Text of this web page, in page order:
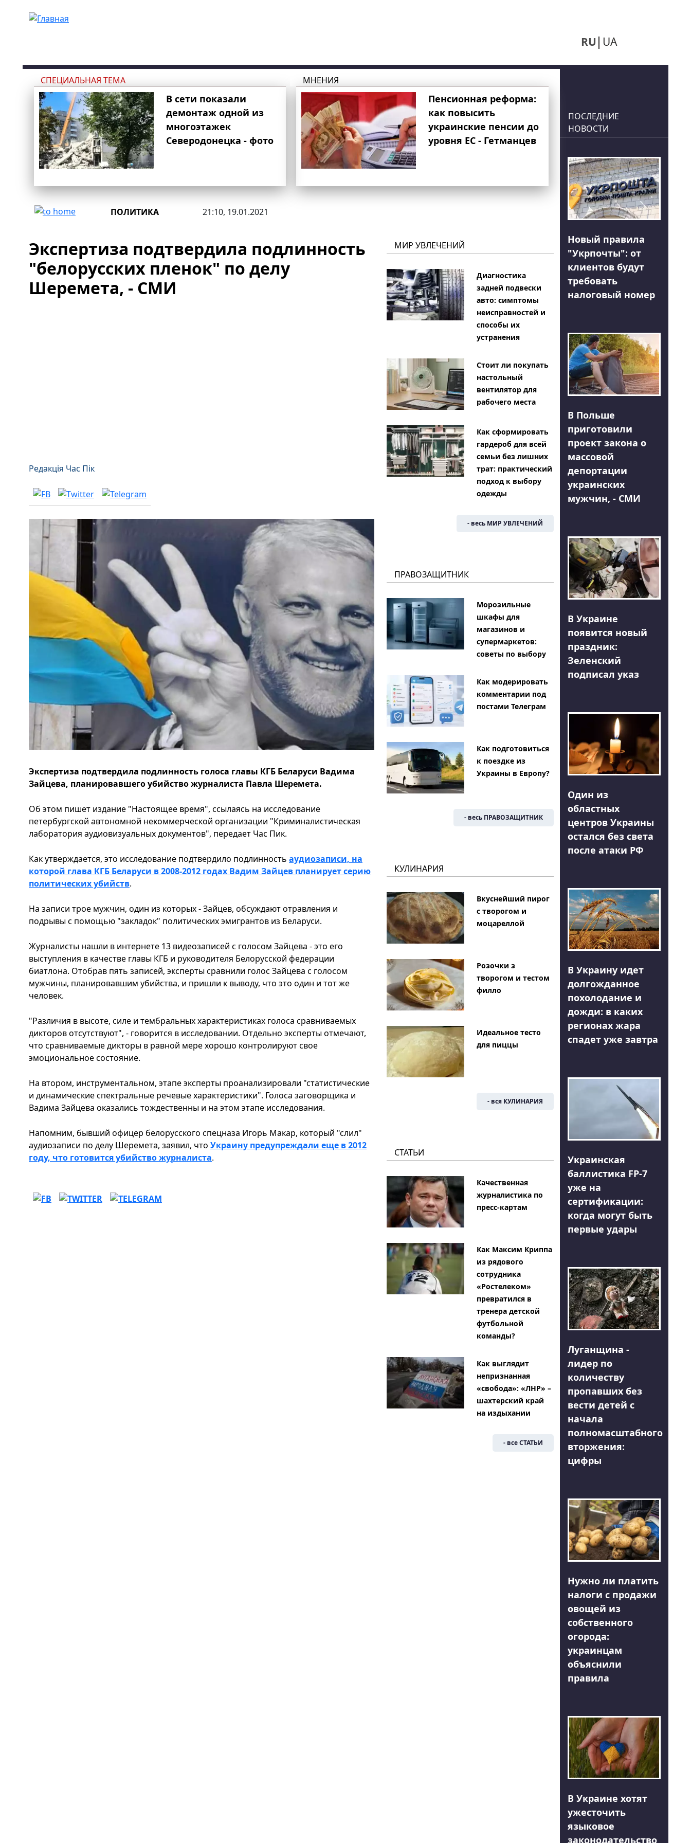
RU UA
СПЕЦИАЛЬНАЯ ТЕМА
В сети показали
демонтаж одной из
многоэтажек
Северодонецка - фото
МНЕНИЯ
Пенсионная реформа:
как повысить
украинские пенсии до
уровня ЕС - Гетманцев
ПОЛИТИКА 21:10, 19.01.2021
Экспертиза подтвердила подлинность
"белорусских пленок" по делу
Шеремета, - СМИ
Редакція Час Пік
Экспертиза подтвердила подлинность голоса главы КГБ Беларуси Вадима
Зайцева, планировавшего убийство журналиста Павла Шеремета.
Об этом пишет издание "Настоящее время", ссылаясь на исследование
петербургской автономной некоммерческой организации "Криминалистическая
лаборатория аудиовизуальных документов", передает Час Пик.
Как утверждается, это исследование подтвердило подлинность аудиозаписи, на
которой глава КГБ Беларуси в 2008-2012 годах Вадим Зайцев планирует серию
политических убийств.
На записи трое мужчин, один из которых - Зайцев, обсуждают отравления и
подрывы с помощью "закладок" политических эмигрантов из Беларуси.
Журналисты нашли в интернете 13 видеозаписей с голосом Зайцева - это его
выступления в качестве главы КГБ и руководителя Белорусской федерации
биатлона. Отобрав пять записей, эксперты сравнили голос Зайцева с голосом
мужчины, планировавшим убийства, и пришли к выводу, что это один и тот же
человек.
"Различия в высоте, силе и тембральных характеристиках голоса сравниваемых
дикторов отсутствуют", - говорится в исследовании. Отдельно эксперты отмечают,
что сравниваемые дикторы в равной мере хорошо контролируют свое
эмоциональное состояние.
На втором, инструментальном, этапе эксперты проанализировали "статистические
и динамические спектральные речевые характеристики". Голоса заговорщика и
Вадима Зайцева оказались тождественны и на этом этапе исследования.
Напомним, бывший офицер белорусского спецназа Игорь Макар, который "слил"
аудиозаписи по делу Шеремета, заявил, что Украину предупреждали еще в 2012
году, что готовится убийство журналиста.
МИР УВЛЕЧЕНИЙ
Диагностика
задней подвески
авто: симптомы
неисправностей и
способы их
устранения
Стоит ли покупать
настольный
вентилятор для
рабочего места
Как сформировать
гардероб для всей
семьи без лишних
трат: практический
подход к выбору
одежды
- весь МИР УВЛЕЧЕНИЙ
ПРАВОЗАЩИТНИК
Морозильные
шкафы для
магазинов и
супермаркетов:
советы по выбору
Как модерировать
комментарии под
постами Телеграм
Как подготовиться
к поездке из
Украины в Европу?
- весь ПРАВОЗАЩИТНИК
КУЛИНАРИЯ
Вкуснейший пирог
с творогом и
моцареллой
Розочки з
творогом и тестом
филло
Идеальное тесто
для пиццы
- вся КУЛИНАРИЯ
СТАТЬИ
Качественная
журналистика по
пресс-картам
Как Максим Криппа
из рядового
сотрудника
«Ростелеком»
превратился в
тренера детской
футбольной
команды?
Как выглядит
непризнанная
«свобода»: «ЛНР» –
шахтерский край
на издыхании
- все СТАТЬИ
ПОСЛЕДНИЕ
НОВОСТИ
Новый правила
"Укрпочты": от
клиентов будут
требовать
налоговый номер
В Польше
приготовили
проект закона о
массовой
депортации
украинских
мужчин, - СМИ
В Украине
появится новый
праздник:
Зеленский
подписал указ
Один из
областных
центров Украины
остался без света
после атаки РФ
В Украину идет
долгожданное
похолодание и
дожди: в каких
регионах жара
спадет уже завтра
Украинская
баллистика FP-7
уже на
сертификации:
когда могут быть
первые удары
Луганщина -
лидер по
количеству
пропавших без
вести детей с
начала
полномасштабного
вторжения:
цифры
Нужно ли платить
налоги с продажи
овощей из
собственного
огорода:
украинцам
объяснили
правила
В Украине хотят
ужесточить
языковое
законодательство